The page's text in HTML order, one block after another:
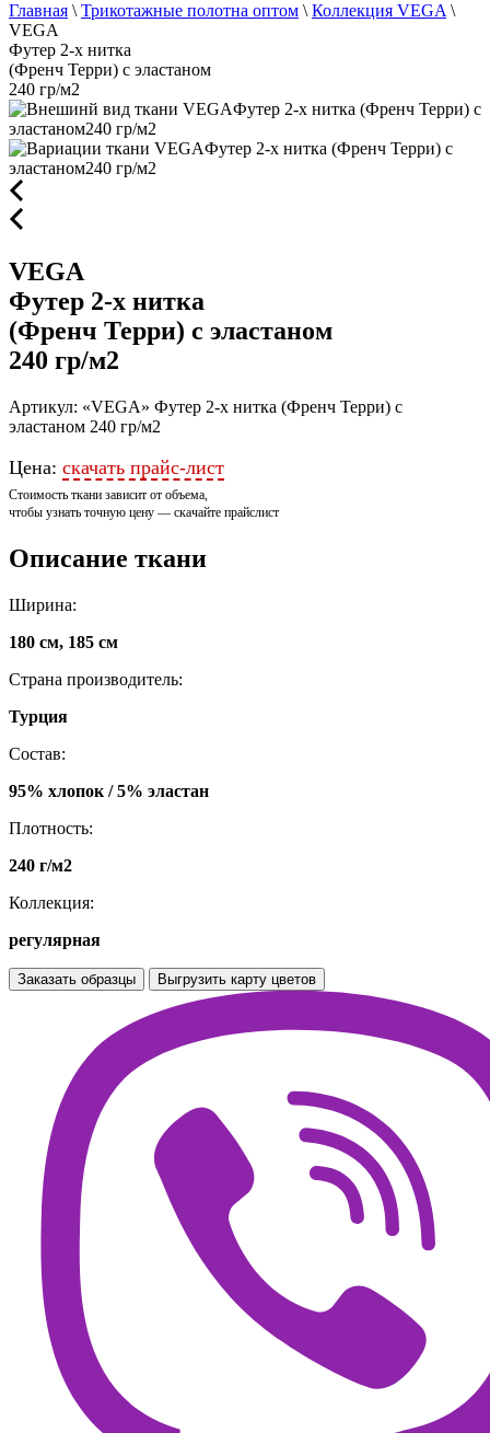
Главная \ Трикотажные полотна оптом \ Коллекция VEGA \
VEGA
Футер 2-х нитка
(Френч Терри) с эластаном
240 гр/м2
VEGA
Футер 2-х нитка
(Френч Терри) с эластаном
240 гр/м2
Артикул: «VEGA» Футер 2-х нитка (Френч Терри) с
эластаном 240 гр/м2
Цена: скачать прайс-лист
Стоимость ткани зависит от объема,
чтобы узнать точную цену — скачайте прайслист
Описание ткани
Ширина:
180 см, 185 см
Страна производитель:
Турция
Состав:
95% хлопок / 5% эластан
Плотность:
240 г/м2
Коллекция:
регулярная
Заказать образцы Выгрузить карту цветов